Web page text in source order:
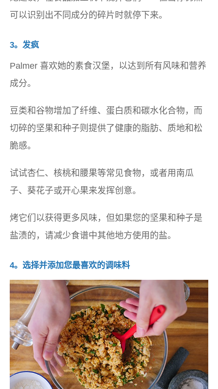
可以识别出不同成分的碎片时就停下来。
3。发疯
Palmer 喜欢她的素食汉堡，以达到所有风味和营养
成分。
豆类和谷物增加了纤维、蛋白质和碳水化合物，而
切碎的坚果和种子则提供了健康的脂肪、质地和松
脆感。
试试杏仁、核桃和腰果等常见食物，或者用南瓜
子、葵花子或开心果来发挥创意。
烤它们以获得更多风味，但如果您的坚果和种子是
盐渍的，请减少食谱中其他地方使用的盐。
4。选择并添加您最喜欢的调味料